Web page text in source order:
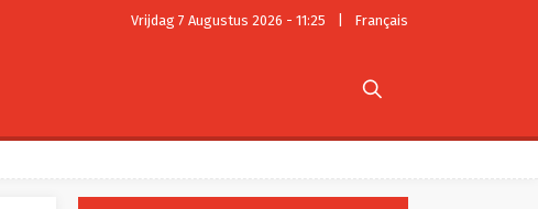
Vrijdag 7 Augustus 2026 - 11:25 Français
